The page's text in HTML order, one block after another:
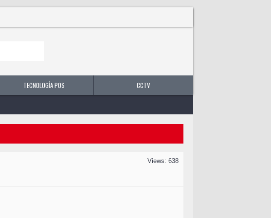
TECNOLOGÍA POS CCTV
Views: 638